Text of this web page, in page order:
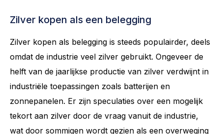
Zilver kopen als een belegging
Zilver kopen als belegging is steeds populairder, deels
omdat de industrie veel zilver gebruikt. Ongeveer de
helft van de jaarlijkse productie van zilver verdwijnt in
industriële toepassingen zoals batterijen en
zonnepanelen. Er zijn speculaties over een mogelijk
tekort aan zilver door de vraag vanuit de industrie,
wat door sommigen wordt gezien als een overweging